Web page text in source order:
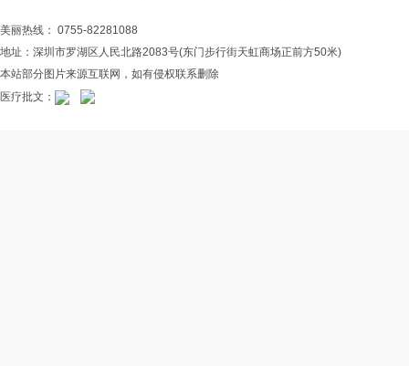
美丽热线： 0755-82281088
地址：深圳市罗湖区人民北路2083号(东门步行街天虹商场正前方50米)
本站部分图片来源互联网，如有侵权联系删除
医疗批文：